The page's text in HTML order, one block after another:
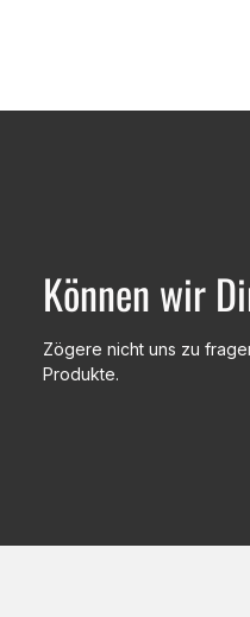
Können wir
Zögere nicht uns zu
Produkte.